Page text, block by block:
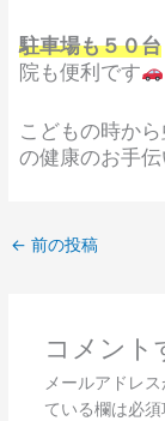
駐車場も５０台
院も便利です
こどもの時か
の健康のお手
← 前の投稿
コメント
メールアドレ
ている欄は必